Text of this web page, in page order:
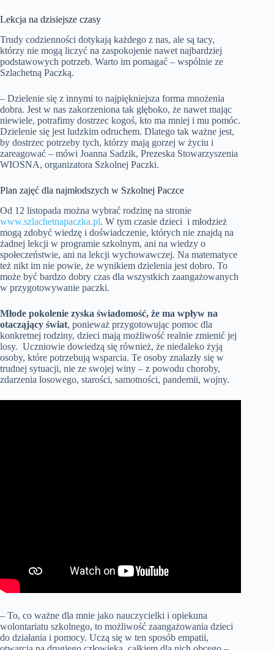
Lekcja na dzisiejsze czasy
Trudy codzienności dotykają każdego z nas, ale są tacy,
którzy nie mogą liczyć na zaspokojenie nawet najbardziej
podstawowych potrzeb. Warto im pomagać – wspólnie ze
Szlachetną Paczką.
– Dzielenie się z innymi to najpiękniejsza forma mnożenia
dobra. Jest w nas zakorzeniona tak głęboko, że nawet mając
niewiele, potrafimy dostrzec kogoś, kto ma mniej i mu pomóc.
Dzielenie się jest ludzkim odruchem. Dlatego tak ważne jest,
by dostrzec potrzeby tych, którzy mają gorzej w życiu i
zareagować – mówi Joanna Sadzik, Prezeska Stowarzyszenia
WIOSNA, organizatora Szkolnej Paczki.
Plan zajęć dla najmłodszych w Szkolnej Paczce
Od 12 listopada można wybrać rodzinę na stronie
www.szlachetnapaczka.pl. W tym czasie dzieci i młodzież
mogą zdobyć wiedzę i doświadczenie, których nie znajdą na
żadnej lekcji w programie szkolnym, ani na wiedzy o
społeczeństwie, ani na lekcji wychowawczej. Na matematyce
też nikt im nie powie, że wynikiem dzielenia jest dobro. To
może być bardzo dobry czas dla wszystkich zaangażowanych
w przygotowywanie paczki.
Młode pokolenie zyska świadomość, że ma wpływ na
otacząjący świat, ponieważ przygotowując pomoc dla
konkretnej rodziny, dzieci mają możliwość realnie zmienić jej
losy. Uczniowie dowiedzą się również, że niedaleko żyją
osoby, które potrzebują wsparcia. Te osoby znalazły się w
trudnej sytuacji, nie ze swojej winy – z powodu choroby,
zdarzenia losowego, starości, samotności, pandemii, wojny.
– To, co ważne dla mnie jako nauczycielki i opiekuna
wolontariatu szkolnego, to możliwość zaangażowania dzieci
do działania i pomocy. Uczą się w ten sposób empatii,